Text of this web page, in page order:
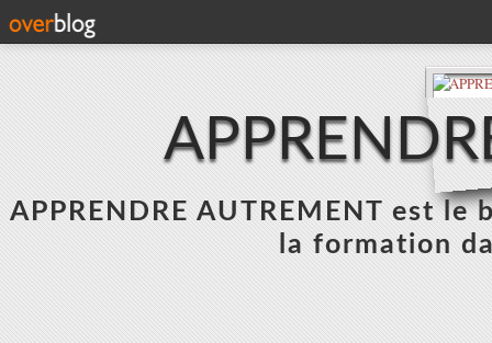
APPRENDRE AUTREMENT est
la formation